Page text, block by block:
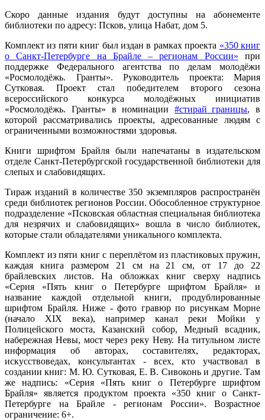
Скоро данные издания будут доступны на абонементе
библиотеки по адресу: Псков, улица Набат, дом 5.
Комплект из пяти книг был издан в рамках проекта «350 книг
о Санкт-Петербурге на Брайле – регионам России» при
поддержке Федерального агентства по делам молодёжи
«Росмолодёжь. Гранты». Руководитель проекта: Мария
Сутковая. Проект стал победителем второго сезона
всероссийского конкурса молодёжных инициатив
«Росмолодёжь. Гранты» в номинации#стирай_границы, в
которой рассматривались проекты, адресованные людям с
ограниченными возможностями здоровья.
Книги шрифтом Брайля были напечатаны в издательском
отделе Санкт-Петербургской государственной библиотеки для
слепых и слабовидящих.
Тираж изданий в количестве 350 экземпляров распространён
среди библиотек регионов России. Обособленное структурное
подразделение «Псковская областная специальная библиотека
для незрячих и слабовидящих» вошла в число библиотек,
которые стали обладателями уникального комплекта.
Комплект из пяти книг с переплётом из пластиковых пружин,
каждая книга размером 21 см на 21 см, от 17 до 22
брайлевских листов. На обложках книг сверху надпись
«Серия «Пять книг о Петербурге шрифтом Брайля» и
название каждой отдельной книги, продублированные
шрифтом Брайля. Ниже - фото гравюр по рисункам Морне
(начало ХIХ века), например канал реки Мойки у
Полицейского моста, Казанский собор, Медный всадник,
набережная Невы, мост через реку Неву. На титульном листе
информация об авторах, составителях, редакторах,
искусствоведах, консультантах - всех, кто участвовал в
создании книг: М. Ю. Сутковая, Е. В. Сивоконь и другие. Там
же надпись: «Серия «Пять книг о Петербурге шрифтом
Брайля» является продуктом проекта «350 книг о Санкт-
Петербурге на Брайле - регионам России». Возрастное
ограничение: 6+.